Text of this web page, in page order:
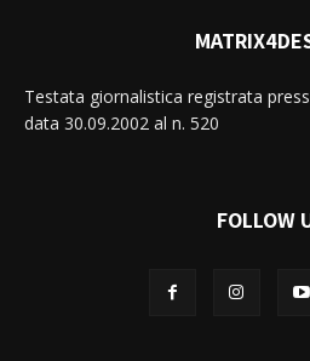
Testata giornalistica registrata
data 30.09.2002 al n. 520
FOLLOW